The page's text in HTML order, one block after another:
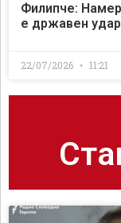
Филипче:
е државен удар
22/07/2026 11:21